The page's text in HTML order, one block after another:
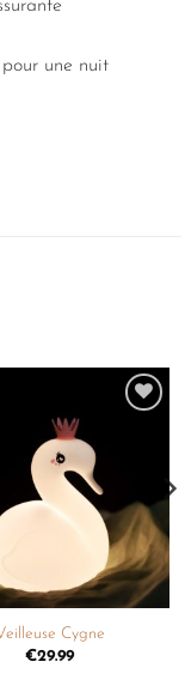
une nuit
Cygne
€29.99